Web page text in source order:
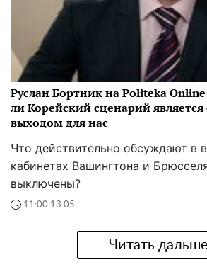
Руслан Бортник на Politeka
ли Корейский сценарий
выходом для нас
Что действительно обсуждают в
кабинетах Вашингтона и
выключены?
11:00 13.05
Читать дальше